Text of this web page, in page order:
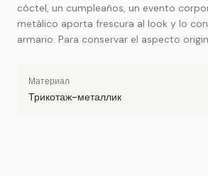
cóctel, un cumpleaños, un evento
metálico aporta frescura al look y lo
armario. Para conservar el aspecto
Материал
Трикотаж-металлик